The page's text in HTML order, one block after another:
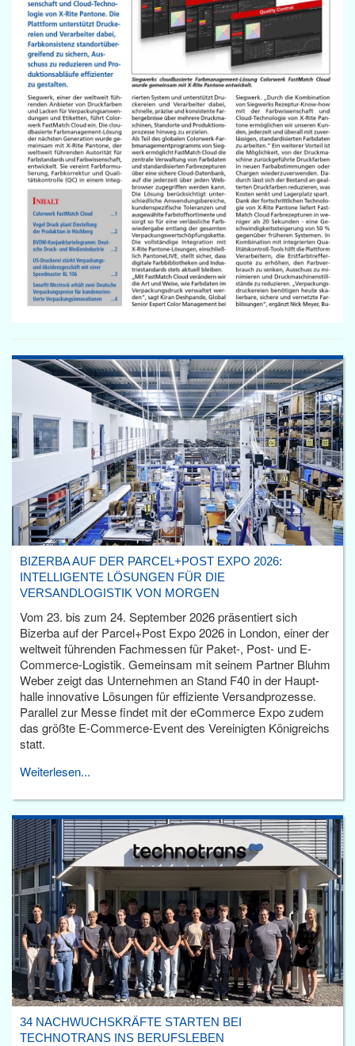
BIZERBA AUF DER PARCEL+POST EXPO 2026:
INTELLIGENTE LÖSUNGEN FÜR DIE
VERSANDLOGISTIK VON MORGEN
Vom 23. bis zum 24. September 2026 präsentiert sich
Bizerba auf der Parcel+Post Expo 2026 in London, einer der
weltweit führenden Fachmessen für Paket-, Post- und E-
Commerce-Logistik. Gemeinsam mit seinem Partner Bluhm
Weber zeigt das Unternehmen an Stand F40 in der Haupt­
halle innovative Lösungen für effiziente Versandprozesse.
Parallel zur Messe findet mit der eCommerce Expo zudem
das größte E-Commerce-Event des Vereinigten Königreichs
statt.
Weiterlesen...
34 NACHWUCHSKRÄFTE STARTEN BEI
TECHNOTRANS INS BERUFSLEBEN